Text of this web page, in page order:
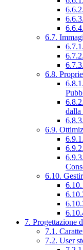
6.7.
6.8.
dalla
6.9.
6.10.
7. Progettazione
7.1.
7.2. User